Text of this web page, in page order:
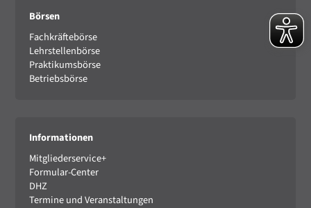
Börsen
Fachkräftebörse
Lehrstellenbörse
Praktikumsbörse
Betriebsbörse
Informationen
Mitgliederservice+
Formular-Center
DHZ
Termine und Veranstaltungen